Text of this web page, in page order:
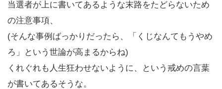
当選者が上に書いてあるような末路をたどらないため
の注意事項、
(そんな事例ばっかりだったら、「くじなんてもうやめ
ろ」という世論が高まるからね)
くれぐれも人生狂わせないように、という戒めの言葉
が書いてあるそうな。